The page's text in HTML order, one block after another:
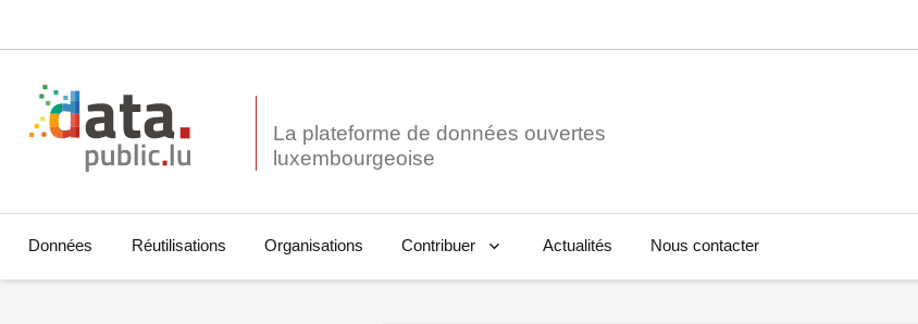
La plateforme de données ouvertes
Données Réutilisations Organisations Contribuer Actualités Nous contacter